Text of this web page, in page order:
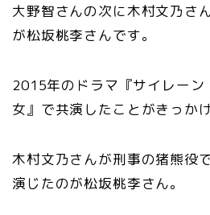
大野智さんの次に木村文乃さ
が松坂桃李さんです。
2015年のドラマ『サイレー
女』で共演したことがきっか
木村文乃さんが刑事の猪熊役
演じたのが松坂桃李さん。